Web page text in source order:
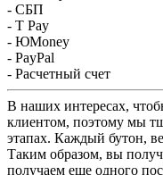
- СБП
- T Pay
- ЮMoney
- PayPal
- Расчетный счет
В наших интересах,
клиентом, поэтому мы
этапах. Каждый бутон,
Таким образом, вы
получаем еще одного